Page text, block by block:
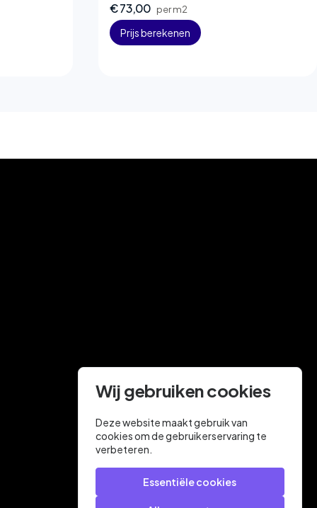
€ 73,00 per m2
Prijs berekenen
Wij gebruiken cookies
Deze website maakt gebruik van
cookies om de gebruikerservaring te
verbeteren.
Essentiële cookies